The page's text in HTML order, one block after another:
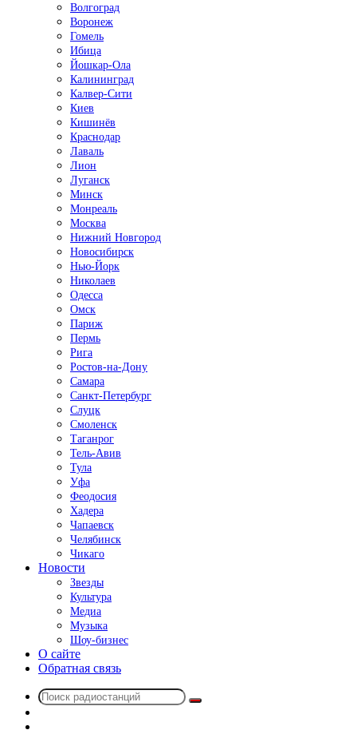
Волгоград
Воронеж
Гомель
Ибица
Йошкар-Ола
Калининград
Калвер-Сити
Киев
Кишинёв
Краснодар
Лаваль
Лион
Луганск
Минск
Монреаль
Москва
Нижний Новгород
Новосибирск
Нью-Йорк
Николаев
Одесса
Омск
Париж
Пермь
Рига
Ростов-на-Дону
Самара
Санкт-Петербург
Слуцк
Смоленск
Таганрог
Тель-Авив
Тула
Уфа
Феодосия
Хадера
Чапаевск
Челябинск
Чикаго
Новости
Звезды
Культура
Медиа
Музыка
Шоу-бизнес
О сайте
Обратная связь
Поиск